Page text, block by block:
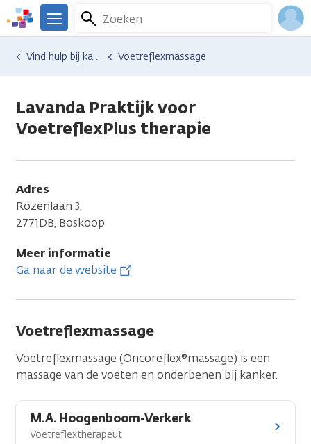
Overslaan
en
naar
We
er
Kanker.nl
Zoeken
Menu
Hulp en ondersteuning
Vind hulp bij kanker Voetreflexmassage
Lavanda Praktijk voor
VoetreflexPlus therapie
Adres
Rozenlaan 3,
2771DB, Boskoop
Meer informatie
Ga naar de website
Voetreflexmassage
Voetreflexmassage (Oncoreflex®massage) is een
massage van de voeten en onderbenen bij kanker.
M.A. Hoogenboom-Verkerk
Voetreflextherapeut